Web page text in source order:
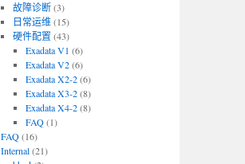
故障诊断(3)
日常运维(15)
硬件配置 (43)
Exadata V1 (6)
Exadata V2(6)
Exadata X2-2(6)
Exadata X3-2(8)
Exadata X4-2(8)
FAQ(1)
FAQ(16)
Internal(21)